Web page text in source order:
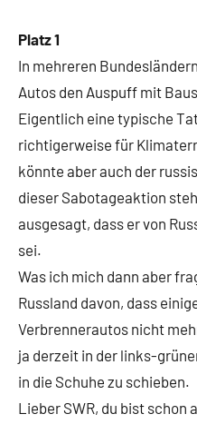
Platz 1
In mehreren
Autos den Auspuff mit
Eigentlich eine typische
richtigerweise für
könnte aber auch der
dieser Sabotageaktion
ausgesagt, dass er von
sei.
Was ich mich dann aber
Russland davon, dass
Verbrennerautos nicht
ja derzeit in der links-
in die Schuhe zu schieben.
Lieber SWR, du bist schon